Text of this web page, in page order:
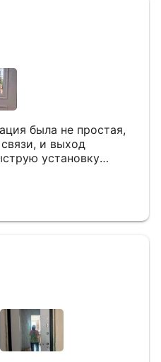
была не простая,
и выход
установку
установил. Надеюсь,